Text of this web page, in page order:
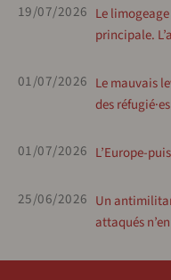
19/07/2026 Le
principale.
01/07/2026 Le mauvais
des réfugié·es
01/07/2026 L’Europe-
25/06/2026 Un
attaqués